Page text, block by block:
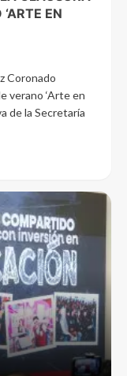
EN
Coronado
verano ‘Arte en
de la Secretaría